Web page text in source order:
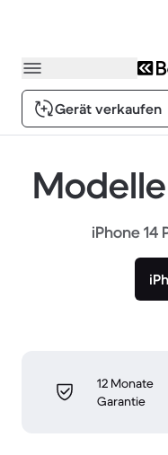
Gerät verkaufen
iPhone 14
12 Monate
Garantie